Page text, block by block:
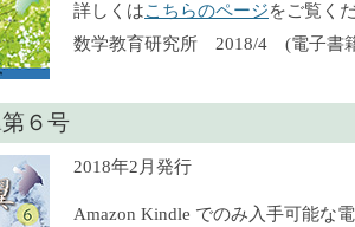
詳しくはこちらのページをご覧く
数学教育研究所 2018/4 (電子書
６号
2018年2月発行
Amazon Kindle でのみ入手可能な